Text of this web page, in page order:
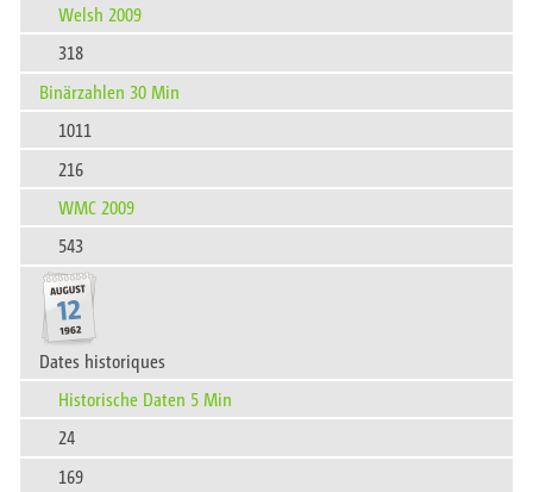
Welsh 2009
318
Binärzahlen 30 Min
1011
216
WMC 2009
543
Dates historiques
Historische Daten 5 Min
24
169